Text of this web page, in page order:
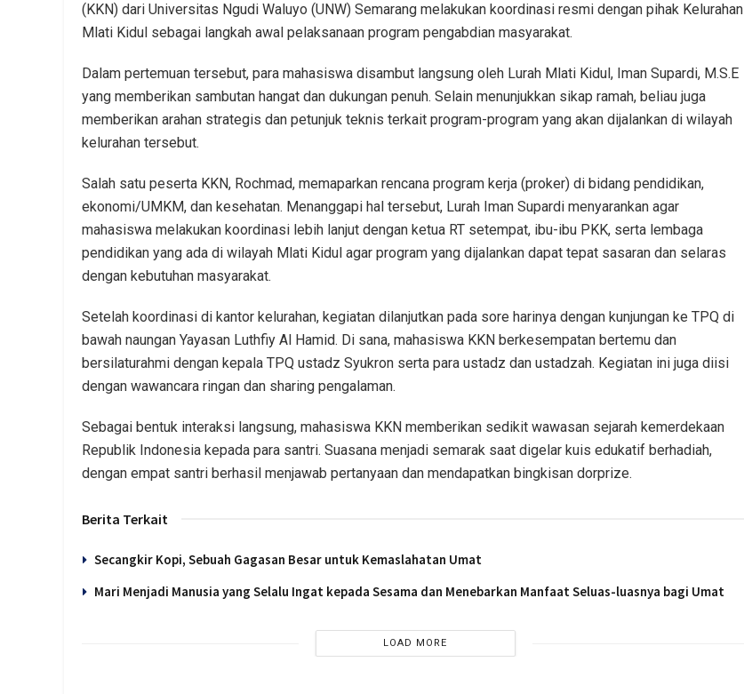
(KKN) dari Universitas Ngudi Waluyo (UNW) Semarang melakukan koordinasi resmi dengan pihak Kelurahan
Mlati Kidul sebagai langkah awal pelaksanaan program pengabdian masyarakat.
Dalam pertemuan tersebut, para mahasiswa disambut langsung oleh Lurah Mlati Kidul, Iman Supardi, M.S.E
yang memberikan sambutan hangat dan dukungan penuh. Selain menunjukkan sikap ramah, beliau juga
memberikan arahan strategis dan petunjuk teknis terkait program-program yang akan dijalankan di wilayah
kelurahan tersebut.
Salah satu peserta KKN, Rochmad, memaparkan rencana program kerja (proker) di bidang pendidikan,
ekonomi/UMKM, dan kesehatan. Menanggapi hal tersebut, Lurah Iman Supardi menyarankan agar
mahasiswa melakukan koordinasi lebih lanjut dengan ketua RT setempat, ibu-ibu PKK, serta lembaga
pendidikan yang ada di wilayah Mlati Kidul agar program yang dijalankan dapat tepat sasaran dan selaras
dengan kebutuhan masyarakat.
Setelah koordinasi di kantor kelurahan, kegiatan dilanjutkan pada sore harinya dengan kunjungan ke TPQ di
bawah naungan Yayasan Luthfiy Al Hamid. Di sana, mahasiswa KKN berkesempatan bertemu dan
bersilaturahmi dengan kepala TPQ ustadz Syukron serta para ustadz dan ustadzah. Kegiatan ini juga diisi
dengan wawancara ringan dan sharing pengalaman.
Sebagai bentuk interaksi langsung, mahasiswa KKN memberikan sedikit wawasan sejarah kemerdekaan
Republik Indonesia kepada para santri. Suasana menjadi semarak saat digelar kuis edukatif berhadiah,
dengan empat santri berhasil menjawab pertanyaan dan mendapatkan bingkisan dorprize.
Berita Terkait
Secangkir Kopi, Sebuah Gagasan Besar untuk Kemaslahatan Umat
Mari Menjadi Manusia yang Selalu Ingat kepada Sesama dan Menebarkan Manfaat Seluas-luasnya bagi Umat
LOAD MORE